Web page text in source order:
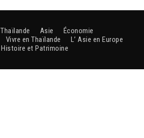
Thaïlande Asie
Économie
Vivre en Thaïlande
L’ Asie en Europe
Histoire et Patrimoine